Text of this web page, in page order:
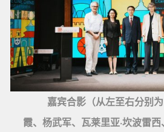
嘉宾合影（从左至右分别为
霞、杨武军、瓦莱里亚·坎波雷